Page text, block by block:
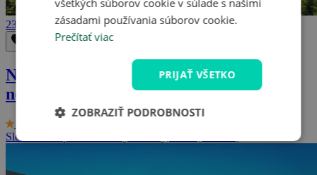
236 €
Odstrániť z obľúbených
Nízke Tatry: Pobyt s bazénom
neobmedzene
Slovenská republika - Tatry
všetkých súborov cookie v súlade s našimi
zásadami používania súborov cookie.
Prečítať viac
PRIJAŤ VŠETKO
ZOBRAZIŤ PODROBNOSTI